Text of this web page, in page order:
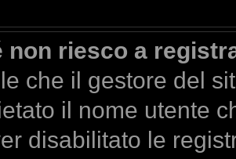
non riesco a
che il gestore del
il nome utente
disabilitato le